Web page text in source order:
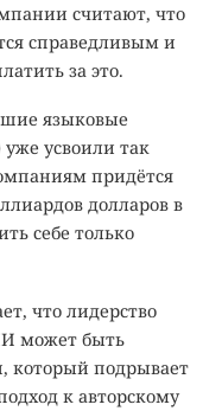
считают, что
справедливым и
за это.
языковые
усвоили так
придётся
долларов в
себе только
что лидерство
может быть
который подрывает
к авторскому